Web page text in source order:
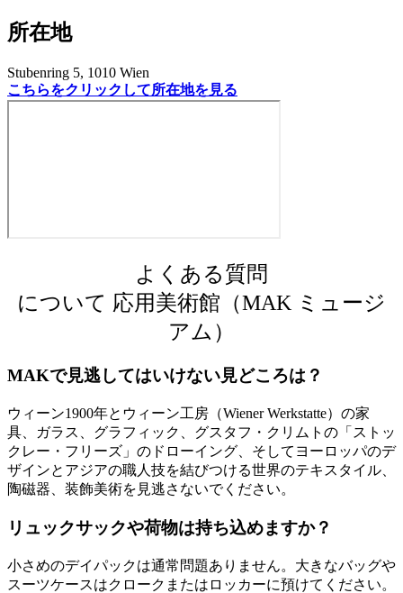
所在地
Stubenring 5, 1010 Wien
こちらをクリックして所在地を見る
よくある質問
について 応用美術館（MAK ミュージ
アム）
MAKで見逃してはいけない見どころは？
ウィーン1900年とウィーン工房（Wiener Werkstatte）の家
具、ガラス、グラフィック、グスタフ・クリムトの「ストッ
クレー・フリーズ」のドローイング、そしてヨーロッパのデ
ザインとアジアの職人技を結びつける世界のテキスタイル、
陶磁器、装飾美術を見逃さないでください。
リュックサックや荷物は持ち込めますか？
小さめのデイパックは通常問題ありません。大きなバッグや
スーツケースはクロークまたはロッカーに預けてください。